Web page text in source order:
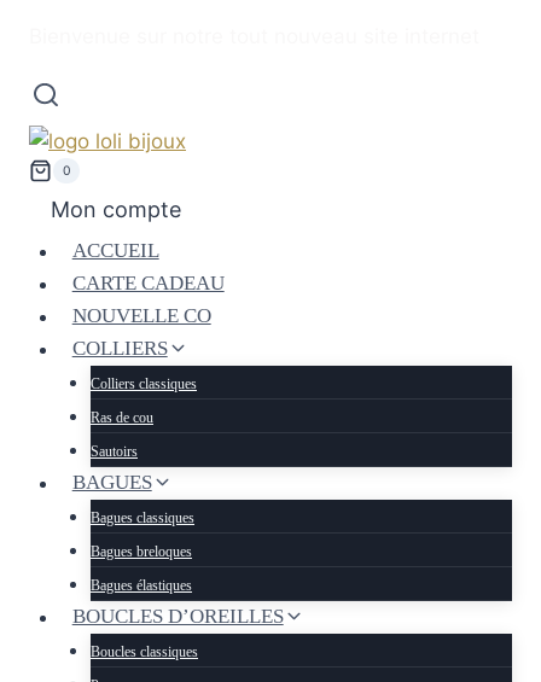
0
Mon compte
ACCUEIL
CARTE CADEAU
NOUVELLE CO
COLLIERS
Colliers classiques
Ras de cou
Sautoirs
BAGUES
Bagues classiques
Bagues breloques
Bagues élastiques
BOUCLES D’OREILLES
Boucles classiques